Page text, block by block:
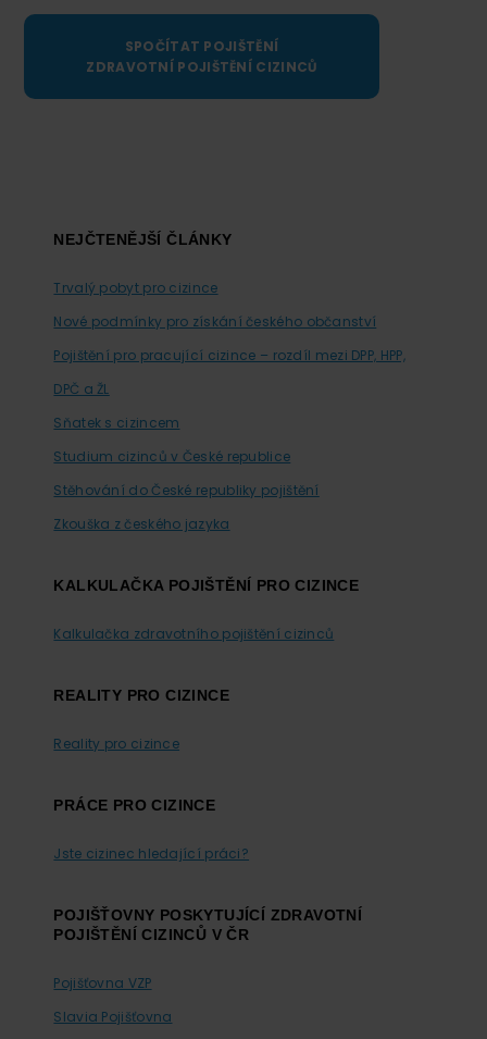
SPOČÍTAT POJIŠTĚNÍ
ZDRAVOTNÍ POJIŠTĚNÍ CIZINCŮ
FooterNEJČTENĚJŠÍ ČLÁNKY
Trvalý pobyt pro cizince
Nové podmínky pro získání českého občanství
Pojištění pro pracující cizince – rozdíl mezi DPP, HPP,
DPČ a ŽL
Sňatek s cizincem
Studium cizinců v České republice
Stěhování do České republiky pojištění
Zkouška z českého jazyka
KALKULAČKA POJIŠTĚNÍ PRO CIZINCE
Kalkulačka zdravotního pojištění cizinců
REALITY PRO CIZINCE
Reality pro cizince
PRÁCE PRO CIZINCE
Jste cizinec hledající práci?
POJIŠŤOVNY POSKYTUJÍCÍ ZDRAVOTNÍ
POJIŠTĚNÍ CIZINCŮ V ČR
Pojišťovna VZP
Slavia Pojišťovna